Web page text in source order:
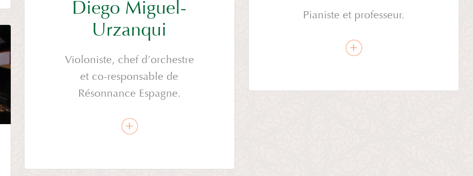
Diego Miguel-
Urzanqui
Violoniste, chef d’orchestre
et co-responsable de
Résonnance Espagne.
Pianiste et professeur.